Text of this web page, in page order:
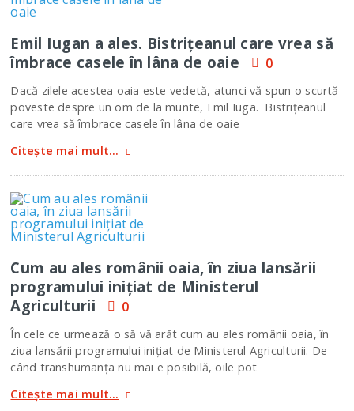
Emil Iugan a ales. Bistriţeanul care vrea să
îmbrace casele în lâna de oaie
0
Dacă zilele acestea oaia este vedetă, atunci vă spun o scurtă
poveste despre un om de la munte, Emil Iuga. Bistriţeanul
care vrea să îmbrace casele în lâna de oaie
Citește mai mult...
Cum au ales românii oaia, în ziua lansării
programului iniţiat de Ministerul
Agriculturii
0
În cele ce urmează o să vă arăt cum au ales românii oaia, în
ziua lansării programului iniţiat de Ministerul Agriculturii. De
când transhumanţa nu mai e posibilă, oile pot
Citește mai mult...